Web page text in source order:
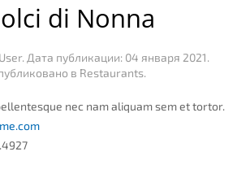
di Nonna
Дата публикации: 04 января 2021.
в Restaurants.
nec nam aliquam sem et tortor.